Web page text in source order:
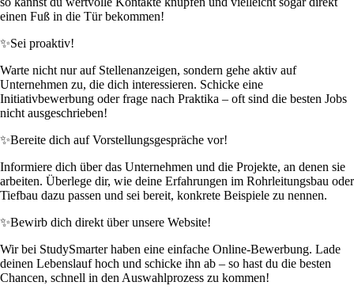
einen Fuß in die Tür bekommen!
✨Sei proaktiv!
Warte nicht nur auf Stellenanzeigen, sondern gehe aktiv auf
Unternehmen zu, die dich interessieren. Schicke eine
Initiativbewerbung oder frage nach Praktika – oft sind die besten Jobs
nicht ausgeschrieben!
✨Bereite dich auf Vorstellungsgespräche vor!
Informiere dich über das Unternehmen und die Projekte, an denen sie
arbeiten. Überlege dir, wie deine Erfahrungen im Rohrleitungsbau oder
Tiefbau dazu passen und sei bereit, konkrete Beispiele zu nennen.
✨Bewirb dich direkt über unsere Website!
Wir bei StudySmarter haben eine einfache Online-Bewerbung. Lade
deinen Lebenslauf hoch und schicke ihn ab – so hast du die besten
Chancen, schnell in den Auswahlprozess zu kommen!